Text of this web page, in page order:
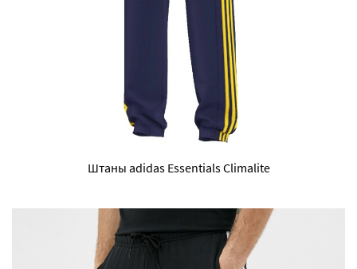
Штаны adidas Essentials Climalite